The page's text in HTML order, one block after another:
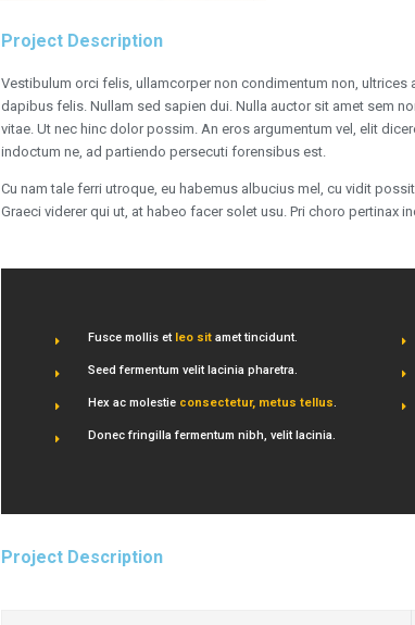
Project Description
Vestibulum orci felis, ullamcorper non condimentum non, ultrices
dapibus felis. Nullam sed sapien dui. Nulla auctor sit amet sem
vitae. Ut nec hinc dolor possim. An eros argumentum vel, elit
indoctum ne, ad partiendo persecuti forensibus est.
Cu nam tale ferri utroque, eu habemus albucius mel, cu vidit
Graeci viderer qui ut, at habeo facer solet usu. Pri choro pertinax
Fusce mollis et leo sit amet tincidunt.
Seed fermentum velit lacinia pharetra.
Hex ac molestie consectetur, metus tellus.
Donec fringilla fermentum nibh, velit lacinia.
Project Description